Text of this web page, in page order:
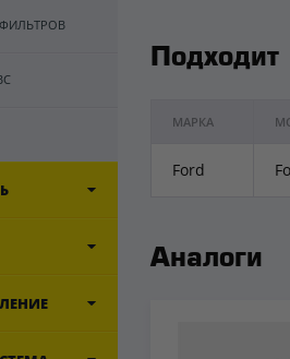
Подходит
МАРКА
Ford
Аналоги